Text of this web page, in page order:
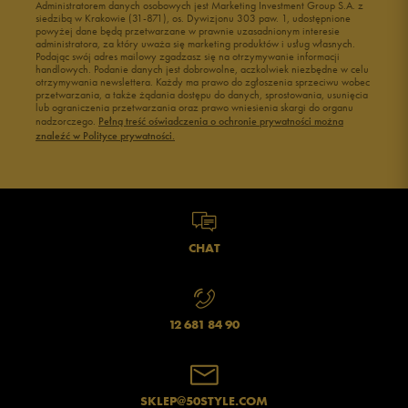
Buty męskie 41
Buty męskie 42
Buty męskie 43
Buty męskie 44
Buty męskie 45
Buty męskie 46
Administratorem danych osobowych jest Marketing Investment Group S.A. z
siedzibą w Krakowie (31-871), os. Dywizjonu 303 paw. 1, udostępnione
powyżej dane będą przetwarzane w prawnie uzasadnionym interesie
administratora, za który uważa się marketing produktów i usług własnych.
Podając swój adres mailowy zgadzasz się na otrzymywanie informacji
handlowych. Podanie danych jest dobrowolne, aczkolwiek niezbędne w celu
otrzymywania newslettera. Każdy ma prawo do zgłoszenia sprzeciwu wobec
przetwarzania, a także żądania dostępu do danych, sprostowania, usunięcia
lub ograniczenia przetwarzania oraz prawo wniesienia skargi do organu
nadzorczego. Pełną treść oświadczenia o ochronie prywatności można
znaleźć w Polityce prywatności.
CHAT
12 681 84 90
SKLEP@50STYLE.COM